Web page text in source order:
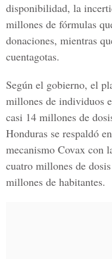
disponibilidad, la
millones de fórmulas
donaciones, mientras
cuentagotas.
Según el gobierno, el
millones de individuos
casi 14 millones de
Honduras se respaldó
mecanismo Covax con
cuatro millones de
millones de habitantes.